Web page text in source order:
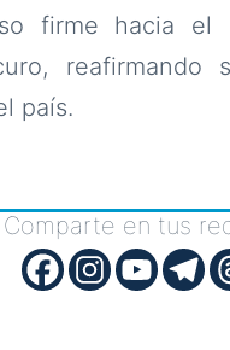
firme hacia el
país.
Comparte en tus